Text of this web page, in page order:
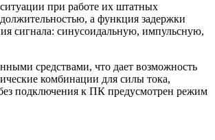
при работе их штатных
а функция задержки
сигнала: синусоидальную, импульсную,
средствами, что дает возможность
комбинации для силы тока,
подключения к ПК предусмотрен режим